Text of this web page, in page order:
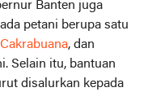
Banten juga
petani berupa satu
Cakrabuana, dan
Selain itu, bantuan
disalurkan kepada